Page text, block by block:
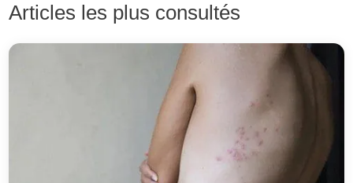
Articles les plus consultés